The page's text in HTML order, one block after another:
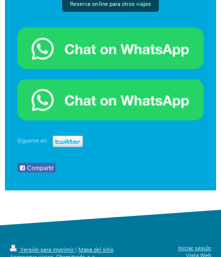
Reserva on-line para otros viajes
Sígueme en:
Compartir
Versión para imprimir | Mapa del sitio
Iniciar sesión